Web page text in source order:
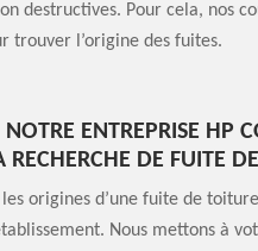
destructives. Pour cela, nos
trouver l’origine des fuites.
NOTRE ENTREPRISE HP
RECHERCHE DE FUITE
origines d’une fuite de
Nous mettons à